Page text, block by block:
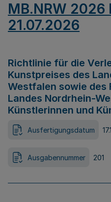
MB.NRW 2026
21.07.2026
Richtlinie für die
Kunstpreises des
Westfalen sowie des
Landes Nordrhein-
Künstlerinnen und
Ausfertigungsdatum
Ausgabennummer 201